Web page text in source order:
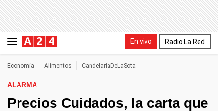
En vivo Radio La Red
Economía Alimentos CandelariaDeLaSota
ALARMA
Precios Cuidados, la carta que